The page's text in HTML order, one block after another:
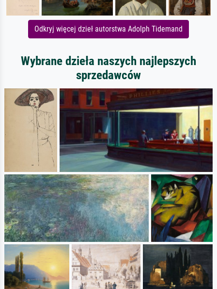
Odkryj więcej dzieł autorstwa Adolph Tidemand
Wybrane dzieła naszych najlepszych
sprzedawców